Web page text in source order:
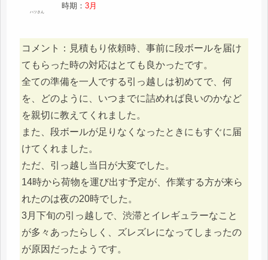
ハツさん
時期：3月
コメント：見積もり依頼時、事前に段ボールを届け
てもらった時の対応はとても良かったです。
全ての準備を一人でする引っ越しは初めてで、何
を、どのように、いつまでに詰めれば良いのかなど
を親切に教えてくれました。
また、段ボールが足りなくなったときにもすぐに届
けてくれました。
ただ、引っ越し当日が大変でした。
14時から荷物を運び出す予定が、作業する方が来ら
れたのは夜の20時でした。
3月下旬の引っ越しで、渋滞とイレギュラーなこと
が多々あったらしく、ズレズレになってしまったの
が原因だったようです。